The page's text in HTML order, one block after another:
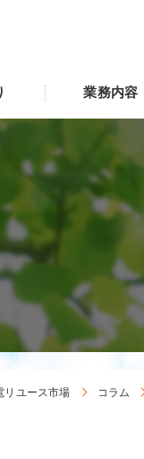
業務内容
リユース市場 コラム